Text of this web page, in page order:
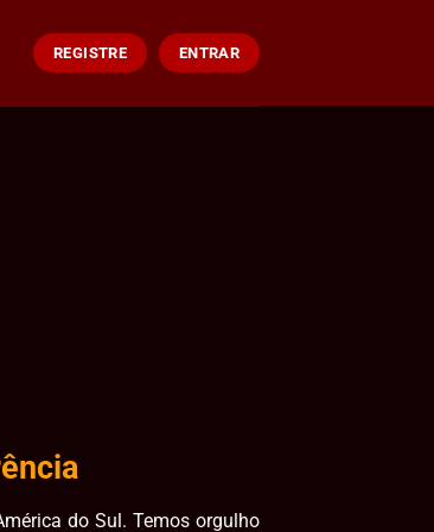
REGISTRE ENTRAR
do Sul. Temos orgulho